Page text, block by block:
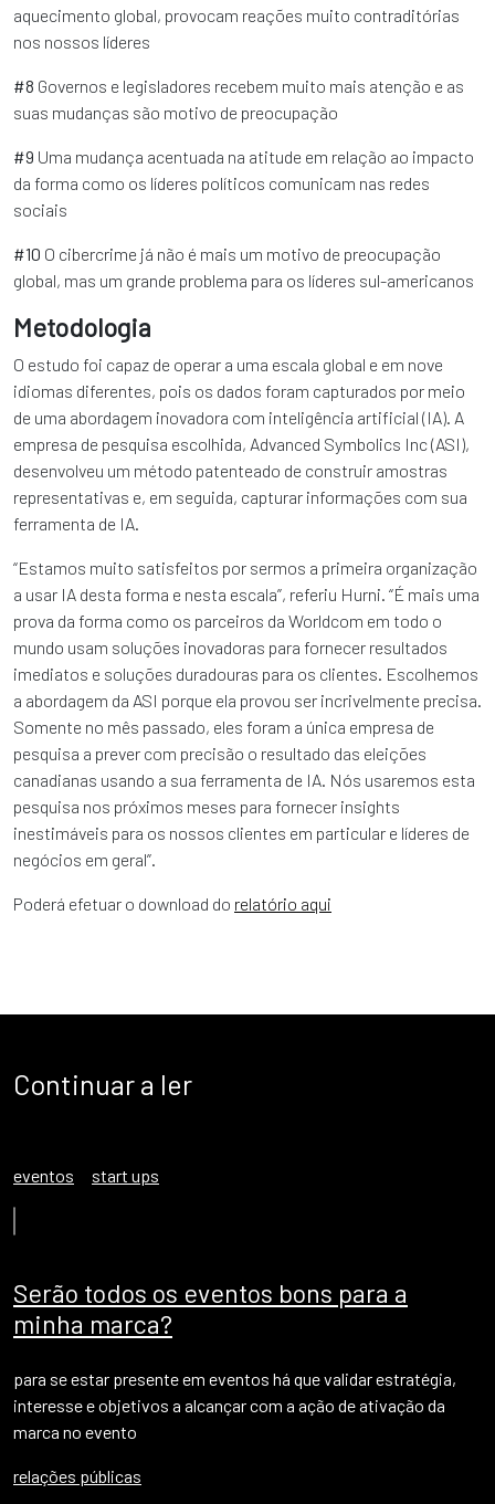
aquecimento global, provocam reações muito contraditórias
nos nossos líderes
#8 Governos e legisladores recebem muito mais atenção e as
suas mudanças são motivo de preocupação
#9 Uma mudança acentuada na atitude em relação ao impacto
da forma como os líderes políticos comunicam nas redes
sociais
#10 O cibercrime já não é mais um motivo de preocupação
global, mas um grande problema para os líderes sul-americanos
Metodologia
O estudo foi capaz de operar a uma escala global e em nove
idiomas diferentes, pois os dados foram capturados por meio
de uma abordagem inovadora com inteligência artificial (IA). A
empresa de pesquisa escolhida, Advanced Symbolics Inc (ASI),
desenvolveu um método patenteado de construir amostras
representativas e, em seguida, capturar informações com sua
ferramenta de IA.
“Estamos muito satisfeitos por sermos a primeira organização
a usar IA desta forma e nesta escala”, referiu Hurni. “É mais uma
prova da forma como os parceiros da Worldcom em todo o
mundo usam soluções inovadoras para fornecer resultados
imediatos e soluções duradouras para os clientes. Escolhemos
a abordagem da ASI porque ela provou ser incrivelmente precisa.
Somente no mês passado, eles foram a única empresa de
pesquisa a prever com precisão o resultado das eleições
canadianas usando a sua ferramenta de IA. Nós usaremos esta
pesquisa nos próximos meses para fornecer insights
inestimáveis para os nossos clientes em particular e líderes de
negócios em geral”.
Poderá efetuar o download do relatório aqui
Continuar a ler
eventos start ups
Serão todos os eventos bons para a
minha marca?
para se estar presente em eventos há que validar estratégia,
interesse e objetivos a alcançar com a ação de ativação da
marca no evento
relações públicas